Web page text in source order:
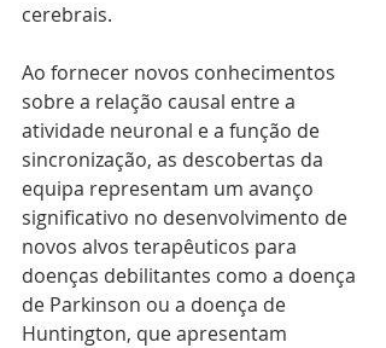
cerebrais.
Ao fornecer novos conhecimentos
sobre a relação causal entre a
atividade neuronal e a função de
sincronização, as descobertas da
equipa representam um avanço
significativo no desenvolvimento de
novos alvos terapêuticos para
doenças debilitantes como a doença
de Parkinson ou a doença de
Huntington, que apresentam